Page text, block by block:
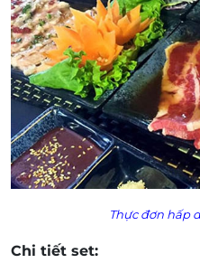
Thực đơn hấp
Chi tiết set: